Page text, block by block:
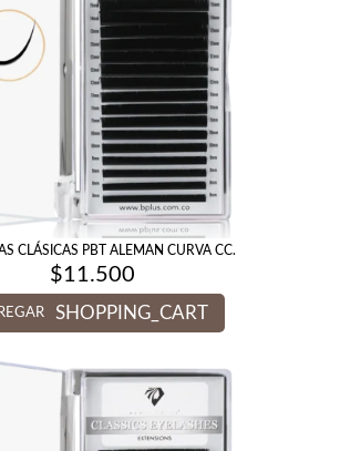
CLÁSICAS PBT ALEMAN CURVA CC.
$11.500
SHOPPING_CART